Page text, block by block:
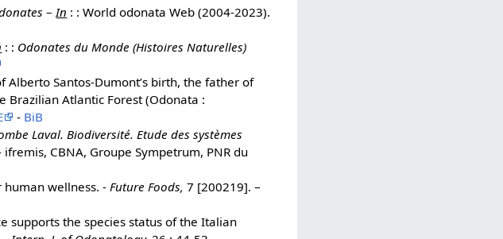
– In : : World odonata Web (2004-2023).
: : Odonates du Monde (Histoires Naturelles)
Alberto Santos-Dumont’s birth, the father of
Brazilian Atlantic Forest (Odonata :
- BiB
Laval. Biodiversité. Etude des systèmes
ifremis, CBNA, Groupe Sympetrum, PNR du
human wellness. - Future Foods, 7 [200219]. –
supports the species status of the Italian